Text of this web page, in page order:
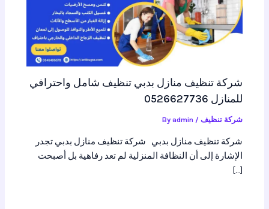
شركة تنظيف منازل بدبي تنظيف شامل واحترافي
للمنازل 0526627736
شركة تنظيف / By
admin
شركة تنظيف منازل بدبي شركة تنظيف منازل بدبي تجدر
الإشارة إلى أن النظافة المنزلية لم تعد رفاهية بل أصبحت
[…]